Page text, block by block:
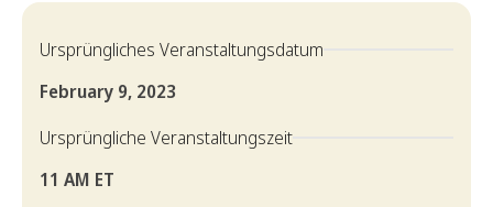
Ursprüngliches Veranstaltungsdatum
February 9, 2023
Ursprüngliche Veranstaltungszeit
11 AM ET